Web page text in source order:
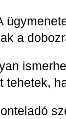
a
tehetek,